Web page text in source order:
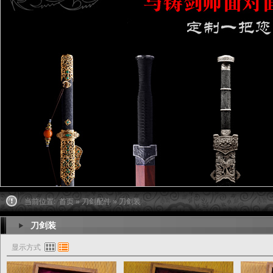
当前位置: 首页»刀剑配件 » 刀剑装
刀剑装
显示方式